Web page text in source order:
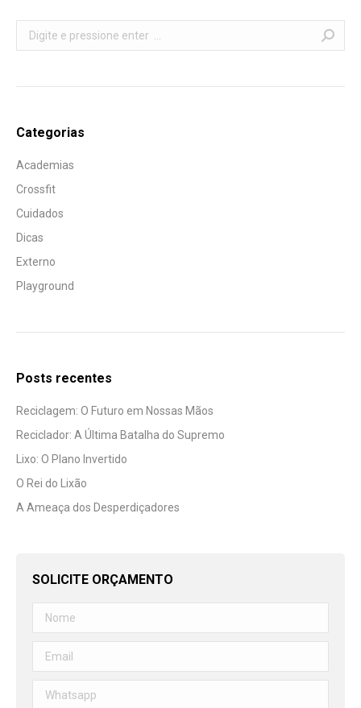
Search:
Categorias
Academias
Crossfit
Cuidados
Dicas
Externo
Playground
Posts recentes
Reciclagem: O Futuro em Nossas Mãos
Reciclador: A Última Batalha do Supremo
Lixo: O Plano Invertido
O Rei do Lixão
A Ameaça dos Desperdiçadores
SOLICITE ORÇAMENTO